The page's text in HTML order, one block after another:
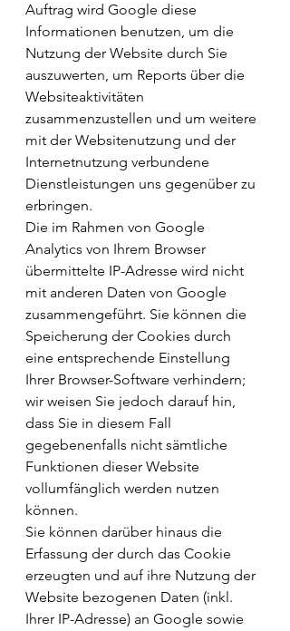
Auftrag wird Google diese
Informationen benutzen, um die
Nutzung der Website durch Sie
auszuwerten, um Reports über die
Websiteaktivitäten
zusammenzustellen und um weitere
mit der Websitenutzung und der
Internetnutzung verbundene
Dienstleistungen uns gegenüber zu
erbringen.
Die im Rahmen von Google
Analytics von Ihrem Browser
übermittelte IP-Adresse wird nicht
mit anderen Daten von Google
zusammengeführt. Sie können die
Speicherung der Cookies durch
eine entsprechende Einstellung
Ihrer Browser-Software verhindern;
wir weisen Sie jedoch darauf hin,
dass Sie in diesem Fall
gegebenenfalls nicht sämtliche
Funktionen dieser Website
vollumfänglich werden nutzen
können.
Sie können darüber hinaus die
Erfassung der durch das Cookie
erzeugten und auf ihre Nutzung der
Website bezogenen Daten (inkl.
Ihrer IP-Adresse) an Google sowie